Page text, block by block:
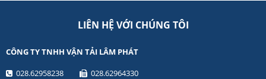
LIÊN HỆ VỚI CHÚNG TÔI
CÔNG TY TNHH VẬN TẢI LÂM PHÁT
028.62958238
028.62964330